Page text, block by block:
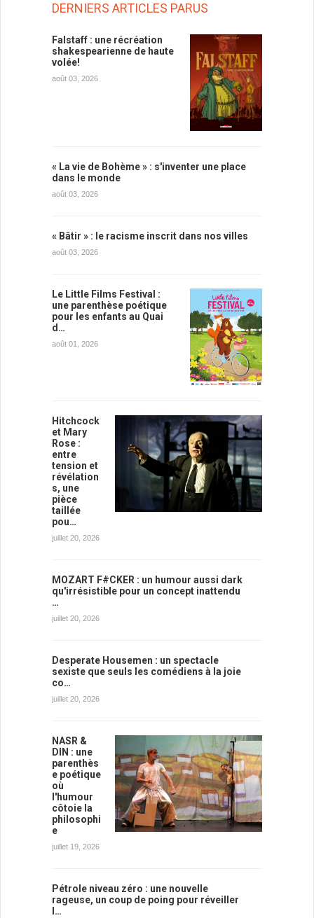
DERNIERS ARTICLES PARUS
Falstaff : une récréation
shakespearienne de haute
volée!
août 03, 2026
« La vie de Bohème » : s'inventer une place
dans le monde
août 03, 2026
« Bâtir » : le racisme inscrit dans nos villes
août 03, 2026
Le Little Films Festival :
une parenthèse poétique
pour les enfants au Quai
d…
août 01, 2026
Hitchcock
et Mary
Rose :
entre
tension et
révélation
s, une
pièce
taillée
pou…
juillet 20, 2026
MOZART F#CKER : un humour aussi dark
qu'irrésistible pour un concept inattendu
…
juillet 20, 2026
Desperate Housemen : un spectacle
sexiste que seuls les comédiens à la joie
co…
juillet 20, 2026
NASR &
DIN : une
parenthès
e poétique
où
l'humour
côtoie la
philosophi
e
juillet 19, 2026
Pétrole niveau zéro : une nouvelle
rageuse, un coup de poing pour réveiller
l…